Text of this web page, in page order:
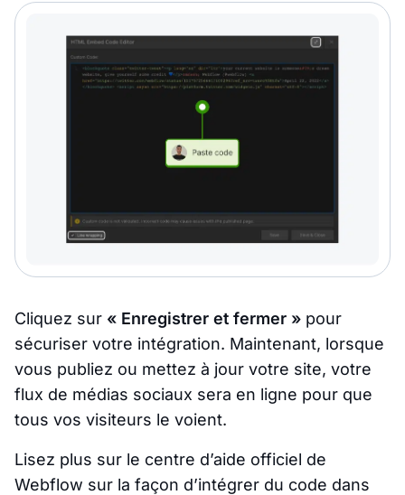
Cliquez sur « Enregistrer et fermer » pour
sécuriser votre intégration. Maintenant, lorsque
vous publiez ou mettez à jour votre site, votre
flux de médias sociaux sera en ligne pour que
tous vos visiteurs le voient.
Lisez plus sur le centre d’aide officiel de
Webflow sur la façon d’intégrer du code dans